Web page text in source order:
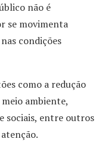
não é
se movimenta
condições
como a redução
ambiente,
sociais, entre outros